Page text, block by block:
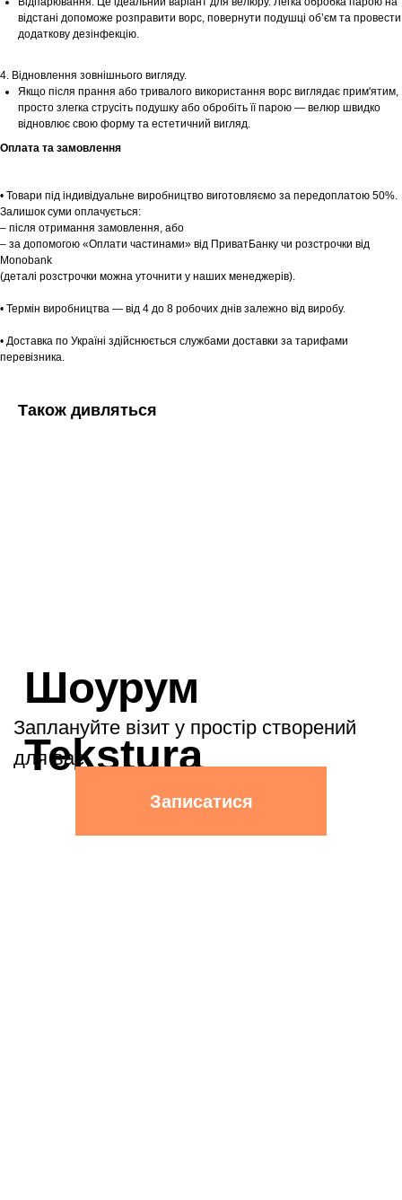
відстані допоможе розправити ворс, повернути подушці об’єм та провести
додаткову дезінфекцію.
4. Відновлення зовнішнього вигляду.
Якщо після прання або тривалого використання ворс виглядає прим'ятим,
просто злегка струсіть подушку або обробіть її парою — велюр швидко
відновлює свою форму та естетичний вигляд.
Оплата та замовлення
• Товари під індивідуальне виробництво виготовляємо за передоплатою 50%.
Залишок суми оплачується:
– після отримання замовлення, або
– за допомогою «Оплати частинами» від ПриватБанку чи розстрочки від
Monobank
(деталі розстрочки можна уточнити у наших менеджерів).
• Термін виробництва — від 4 до 8 робочих днів залежно від виробу.
• Доставка по Україні здійснюється службами доставки за тарифами
перевізника.
Також дивляться
Шоурум
Tekstura
для вас
Записатися